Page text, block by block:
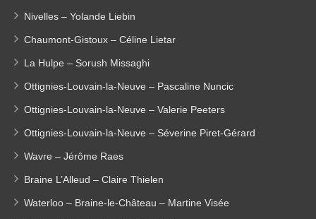
Nivelles – Yolande Liebin
Chaumont-Gistoux – Céline Lietar
La Hulpe – Sorush Missaghi
Ottignies-Louvain-la-Neuve – Pascaline Nuncic
Ottignies-Louvain-la-Neuve – Valerie Peeters
Ottignies-Louvain-la-Neuve – Séverine Piret-Gérard
Wavre – Jérôme Raes
Braine L’Alleud – Claire Thielen
Waterloo – Braine-le-Château – Martine Visée